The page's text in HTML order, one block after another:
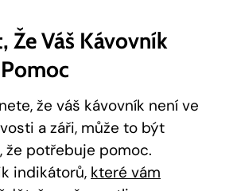
Že Váš Kávovník
že váš kávovník není ve
a záři, může to být
že potřebuje pomoc.
indikátorů, které vám